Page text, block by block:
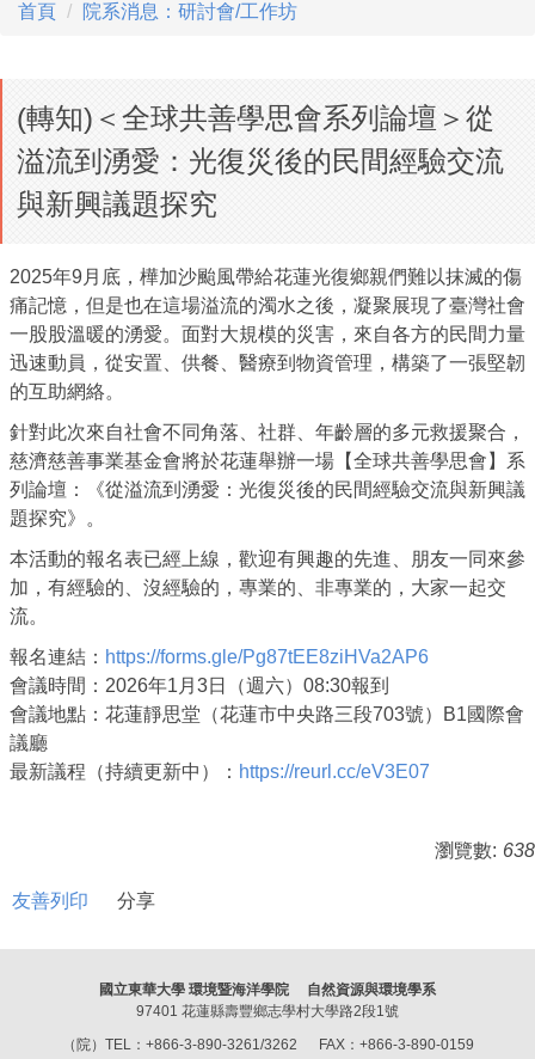
首頁 院系消息：研討會/工作坊
(轉知)＜全球共善學思會系列論壇＞從
溢流到湧愛：光復災後的民間經驗交流
與新興議題探究
2025年9月底，樺加沙颱風帶給花蓮光復鄉親們難以抹滅的傷
痛記憶，但是也在這場溢流的濁水之後，凝聚展現了臺灣社會
一股股溫暖的湧愛。面對大規模的災害，來自各方的民間力量
迅速動員，從安置、供餐、醫療到物資管理，構築了一張堅韌
的互助網絡。
針對此次來自社會不同角落、社群、年齡層的多元救援聚合，
慈濟慈善事業基金會將於花蓮舉辦一場【全球共善學思會】系
列論壇：《從溢流到湧愛：光復災後的民間經驗交流與新興議
題探究》。
本活動的報名表已經上線，歡迎有興趣的先進、朋友一同來參
加，有經驗的、沒經驗的，專業的、非專業的，大家一起交
流。
報名連結： https://forms.gle/Pg87tEE8ziHVa2AP6
會議時間：2026年1月3日（週六）08:30報到
會議地點：花蓮靜思堂（花蓮市中央路三段703號）B1國際會
議廳
最新議程（持續更新中）： https://reurl.cc/eV3E07
瀏覽數: 638
友善列印 分享
國立東華大學 環境暨海洋學院 自然資源與環境學系
97401 花蓮縣壽豐鄉志學村大學路2段1號
（院）TEL：+866-3-890-3261/3262 FAX：+866-3-890-0159